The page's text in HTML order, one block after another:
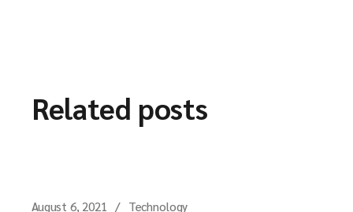
Related posts
August 6, 2021 Technology